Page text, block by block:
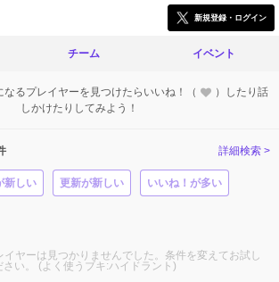
新規登録・ログイン
チーム イベント
るプレイヤーを見つけたらいいね！（
）したり話
しかけたりしてみよう！
新しい 更新が新しい いいね！が多い
詳細検索 >
イヤーは見つかりませんでした。条件を変えてお試し
さい。 (よく使うブキ:ハイドラント)